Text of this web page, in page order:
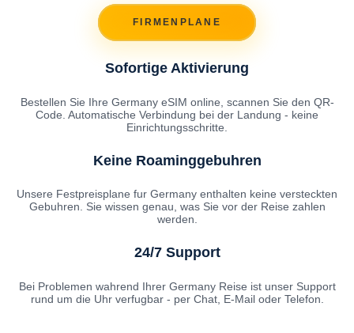
FIRMENPLANE
Sofortige Aktivierung
Bestellen Sie Ihre Germany eSIM online, scannen Sie den QR-
Code. Automatische Verbindung bei der Landung - keine
Einrichtungsschritte.
Keine Roaminggebuhren
Unsere Festpreisplane fur Germany enthalten keine versteckten
Gebuhren. Sie wissen genau, was Sie vor der Reise zahlen
werden.
24/7 Support
Bei Problemen wahrend Ihrer Germany Reise ist unser Support
rund um die Uhr verfugbar - per Chat, E-Mail oder Telefon.